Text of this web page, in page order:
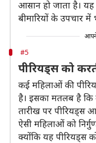
आसान हो जाता है। यह
बीमारियों के उपचार में
#5
पीरियड्स को
कई महिलाओं की
है। इसका मतलब है
तारीख पर पीरियड्स
ऐसी महिलाओं को
क्योंकि यह पीरियड्स